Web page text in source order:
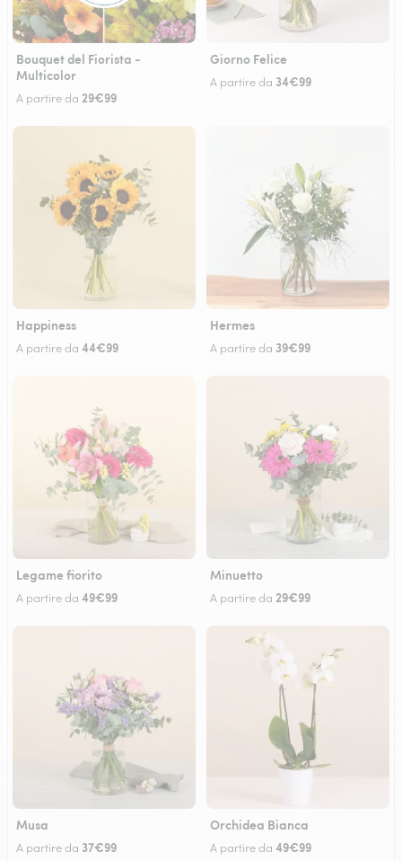
Bouquet del Fiorista -
Multicolor
A partire da 29€99
Giorno Felice
A partire da 34€99
Happiness
A partire da 44€99
Hermes
A partire da 39€99
Legame fiorito
A partire da 49€99
Minuetto
A partire da 29€99
Musa
A partire da 37€99
Orchidea Bianca
A partire da 49€99